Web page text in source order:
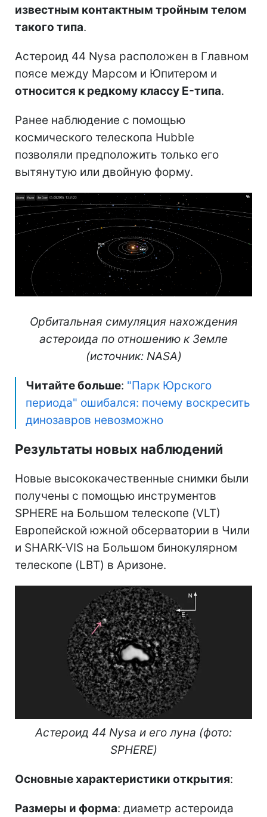
известным контактным тройным телом
такого типа.
Астероид 44 Nysa расположен в Главном
поясе между Марсом и Юпитером и
относится к редкому классу E-типа.
Ранее наблюдение с помощью
космического телескопа Hubble
позволяли предположить только его
вытянутую или двойную форму.
Орбитальная симуляция нахождения
астероида по отношению к Земле
(источник: NASA)
Читайте больше: "Парк Юрского
периода" ошибался: почему воскресить
динозавров невозможно
Результаты новых наблюдений
Новые высококачественные снимки были
получены с помощью инструментов
SPHERE на Большом телескопе (VLT)
Европейской южной обсерватории в Чили
и SHARK-VIS на Большом бинокулярном
телескопе (LBT) в Аризоне.
Астероид 44 Nysa и его луна (фото:
SPHERE)
Основные характеристики открытия:
Размеры и форма: диаметр астероида